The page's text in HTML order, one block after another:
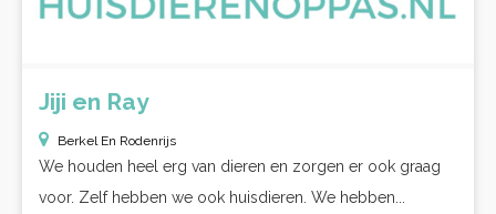
Jiji en Ray
Berkel En Rodenrijs
We houden heel erg van dieren en zorgen er ook graag
voor. Zelf hebben we ook huisdieren. We hebben...